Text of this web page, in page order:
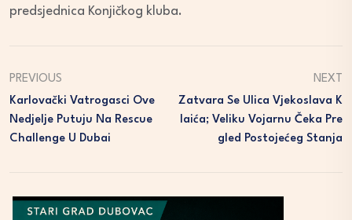
predsjednica Konjičkog kluba.
PREVIOUS
Karlovački Vatrogasci Ove
Nedjelje Putuju Na Rescue
Challenge U Dubai
NEXT
Zatvara Se Ulica Vjekoslava K
Laića; Veliku Vojarnu Čeka Pre
Gled Postojećeg Stanja